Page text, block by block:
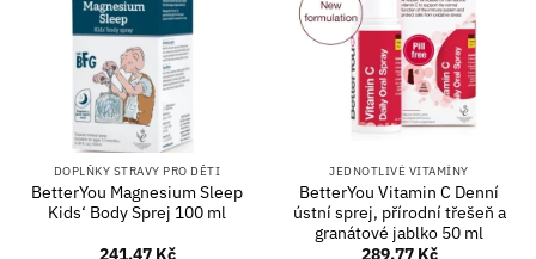
DOPLŇKY STRAVY PRO DĚTI
BetterYou Magnesium Sleep
Kids‘ Body Sprej 100 ml
241.47 Kč
JEDNOTLIVÉ VITAMÍNY
BetterYou Vitamin C Denní
ústní sprej, přírodní třešeň a
granátové jablko 50 ml
289.77 Kč